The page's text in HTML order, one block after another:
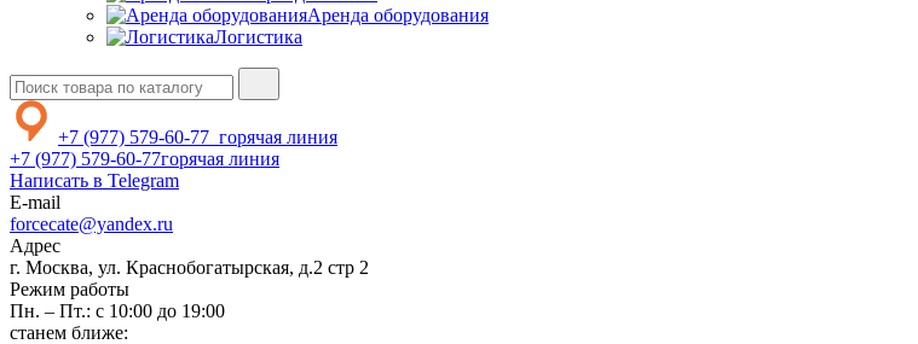
Аренда оборудования
Логистика
+7 (977) 579-60-77 горячая линия
+7 (977) 579-60-77горячая линия
Написать в Telegram
E-mail
forcecate@yandex.ru
Адрес
г. Москва, ул. Краснобогатырская, д.2 стр 2
Режим работы
Пн. – Пт.: с 10:00 до 19:00
станем ближе: